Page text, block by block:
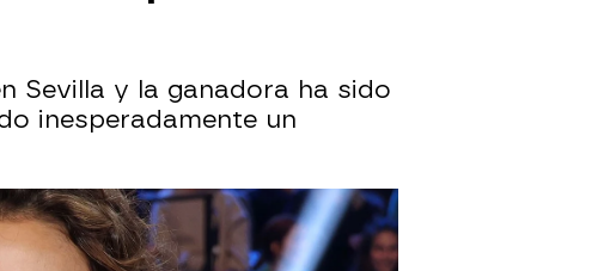
Sevilla y la ganadora ha sido
inesperadamente un
y lágrimas
humillación"